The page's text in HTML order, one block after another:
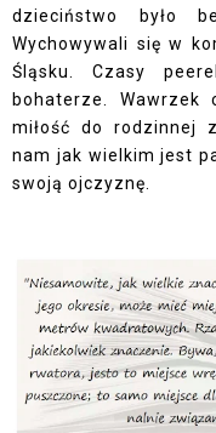
dzieciństwo było
Wychowywali się w
Śląsku. Czasy
bohaterze. Wawrzek
miłość do rodzinnej
nam jak wielkim jest
swoją ojczyznę.